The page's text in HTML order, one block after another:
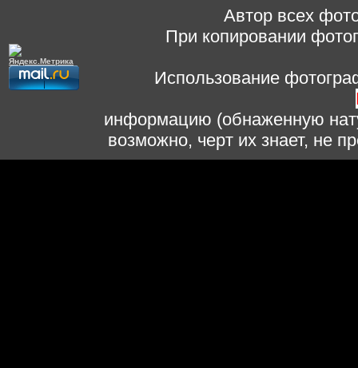
Автор всех
При копировании
Использование
информацию (обнаженную
возможно, черт их знает, не